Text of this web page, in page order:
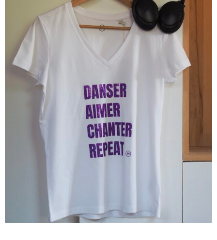
T-Shirt Col V JANE & SERGE Blanc / Rouge